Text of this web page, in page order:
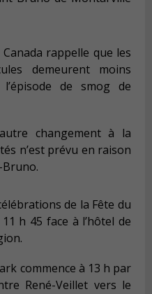
rappelle que les
demeurent moins
de smog de
changement à la
n’est prévu en raison
Bruno.
de la Fête du
h 45 face à l’hôtel de
commence à 13 h par
René-Veillet vers le